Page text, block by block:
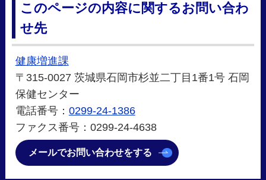
このページの内容に関するお問い合わ
せ先
健康増進課
〒315-0027 茨城県石岡市杉並二丁目1番1号 石岡
保健センター
電話番号： 0299-24-1386
ファクス番号：0299-24-4638
メールでお問い合わせをする